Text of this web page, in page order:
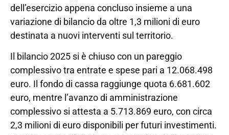
dell’esercizio appena concluso insieme a una
variazione di bilancio da oltre 1,3 milioni di euro
destinata a nuovi interventi sul territorio.
Il bilancio 2025 si è chiuso con un pareggio
complessivo tra entrate e spese pari a 12.068.498
euro. Il fondo di cassa raggiunge quota 6.681.602
euro, mentre l’avanzo di amministrazione
complessivo si attesta a 5.713.869 euro, con circa
2,3 milioni di euro disponibili per futuri investimenti.